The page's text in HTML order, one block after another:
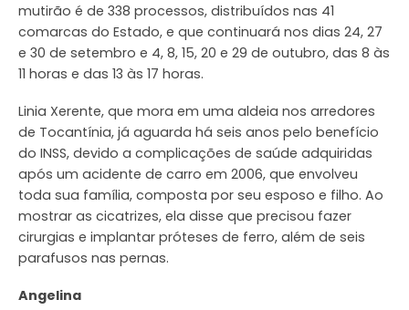
mutirão é de 338 processos, distribuídos nas 41
comarcas do Estado, e que continuará nos dias 24, 27
e 30 de setembro e 4, 8, 15, 20 e 29 de outubro, das 8 às
11 horas e das 13 às 17 horas.
Linia Xerente, que mora em uma aldeia nos arredores
de Tocantínia, já aguarda há seis anos pelo benefício
do INSS, devido a complicações de saúde adquiridas
após um acidente de carro em 2006, que envolveu
toda sua família, composta por seu esposo e filho. Ao
mostrar as cicatrizes, ela disse que precisou fazer
cirurgias e implantar próteses de ferro, além de seis
parafusos nas pernas.
Angelina